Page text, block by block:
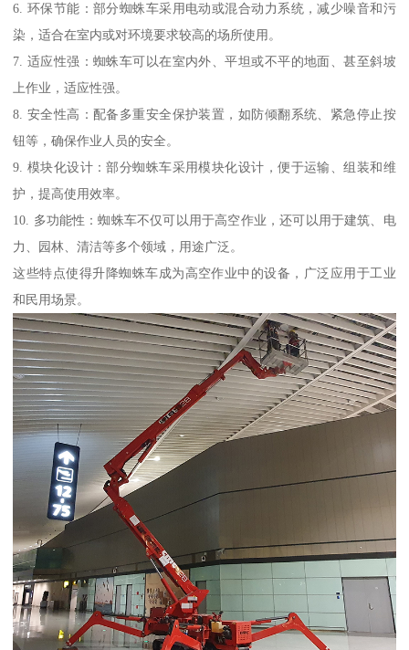
6. 环保节能：部分蜘蛛车采用电动或混合动力系统，减少噪音和污
染，适合在室内或对环境要求较高的场所使用。
7. 适应性强：蜘蛛车可以在室内外、平坦或不平的地面、甚至斜坡
上作业，适应性强。
8. 安全性高：配备多重安全保护装置，如防倾翻系统、紧急停止按
钮等，确保作业人员的安全。
9. 模块化设计：部分蜘蛛车采用模块化设计，便于运输、组装和维
护，提高使用效率。
10. 多功能性：蜘蛛车不仅可以用于高空作业，还可以用于建筑、电
力、园林、清洁等多个领域，用途广泛。
这些特点使得升降蜘蛛车成为高空作业中的设备，广泛应用于工业
和民用场景。